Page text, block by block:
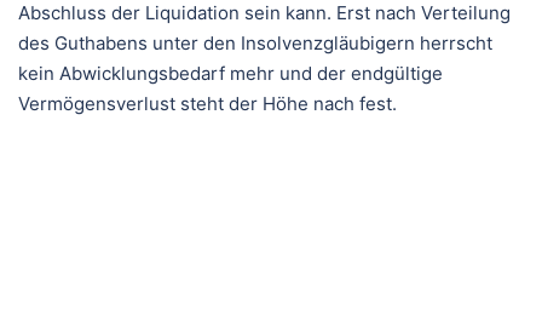
Abschluss der Liquidation sein kann. Erst nach Verteilung
des Guthabens unter den Insolvenzgläubigern herrscht
kein Abwicklungsbedarf mehr und der endgültige
Vermögensverlust steht der Höhe nach fest.